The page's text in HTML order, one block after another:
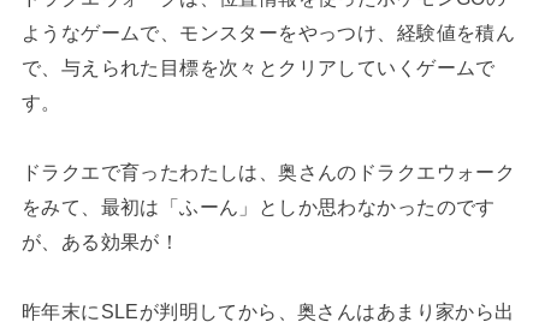
ようなゲームで、モンスターをやっつけ、経験値を積ん
で、与えられた目標を次々とクリアしていくゲームで
す。
ドラクエで育ったわたしは、奥さんのドラクエウォーク
をみて、最初は「ふーん」としか思わなかったのです
が、ある効果が！
昨年末にSLEが判明してから、奥さんはあまり家から出